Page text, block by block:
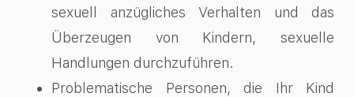
sexuell anzügliches Verhalten und das
Überzeugen von Kindern, sexuelle
Handlungen durchzuführen.
Problematische Personen, die Ihr Kind